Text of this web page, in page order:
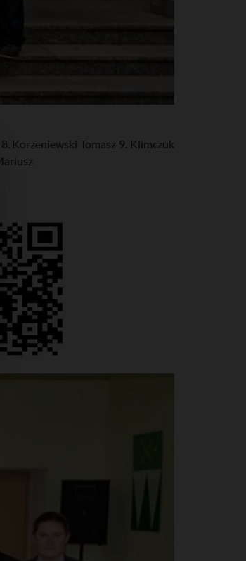
Korzeniewski Tomasz 9. Klimczuk